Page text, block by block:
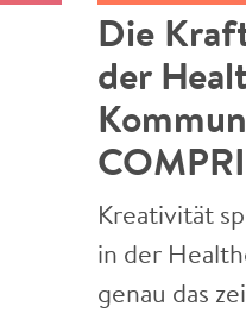
Die
der
Kreativität
in der
genau das